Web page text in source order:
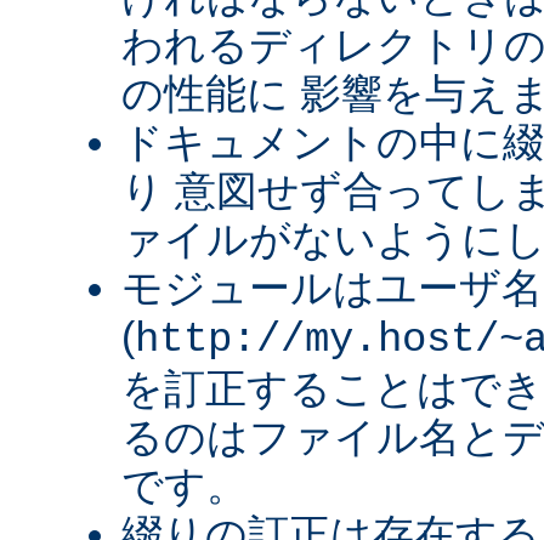
われるディレクトリ
の性能に 影響を与え
ドキュメントの中に
り 意図せず合ってし
ァイルがないように
モジュールはユーザ
(http://my.host/
を訂正することはで
るのはファイル名と
です。